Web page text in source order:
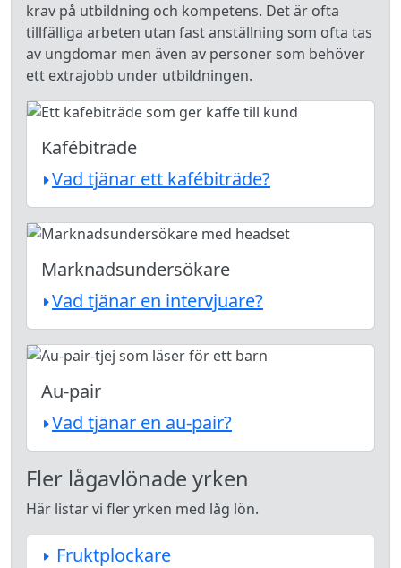
krav på utbildning och kompetens. Det är ofta
tillfälliga arbeten utan fast anställning som ofta tas
av ungdomar men även av personer som behöver
ett extrajobb under utbildningen.
Kafébiträde
Vad tjänar ett kafébiträde?
Marknadsundersökare
Vad tjänar en intervjuare?
Au-pair
Vad tjänar en au-pair?
Fler lågavlönade yrken
Här listar vi fler yrken med låg lön.
Fruktplockare